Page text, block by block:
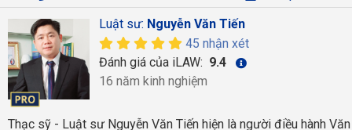
Luật sư: Nguyễn Văn Tiến
45 nhận xét
Đánh giá của iLAW: 9.4
16 năm kinh nghiệm
Thạc sỹ - Luật sư Nguyễn Văn Tiến hiện là người điều hành Văn